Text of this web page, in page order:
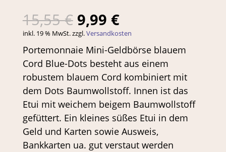
15,55€ Ursprünglicher
Preis
war:
15,55 €
9,99 €Aktueller
Preis
ist:
9,99 €.
inkl. 19 % MwSt.zzgl.Versandkosten
Portemonnaie Mini-Geldbörse blauem
Cord Blue-Dots besteht aus einem
robustem blauem Cord kombiniert mit
dem Dots Baumwollstoff. Innen ist das
Etui mit weichem beigem Baumwollstoff
gefüttert. Ein kleines süßes Etui in dem
Geld und Karten sowie Ausweis,
Bankkarten ua. gut verstaut werden